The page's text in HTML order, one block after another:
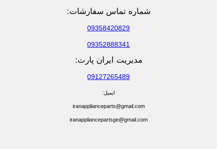
شماره تماس سفارشات:
09358420829
09352888341
مدیریت ایران پارت:
09127265489
ایمیل:
iranapplianceparts@gmail.com
iranappliancepartsge@gmail.com